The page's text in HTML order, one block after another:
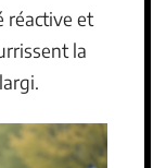
réactive et
la